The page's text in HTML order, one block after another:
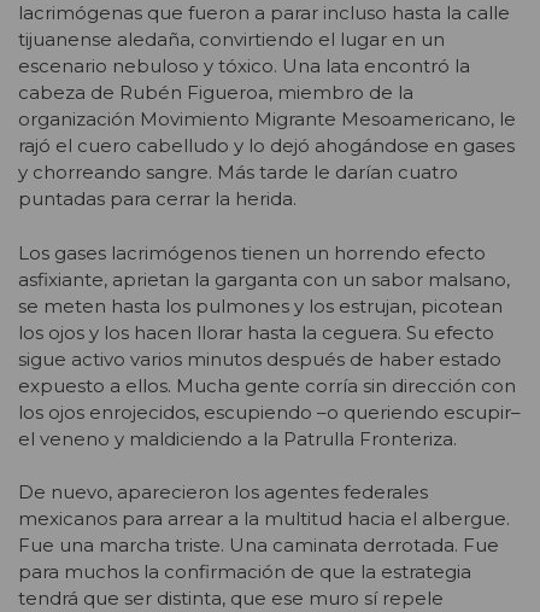
lacrimógenas que fueron a parar incluso hasta la calle
tijuanense aledaña, convirtiendo el lugar en un
escenario nebuloso y tóxico. Una lata encontró la
cabeza de Rubén Figueroa, miembro de la
organización Movimiento Migrante Mesoamericano, le
rajó el cuero cabelludo y lo dejó ahogándose en gases
y chorreando sangre. Más tarde le darían cuatro
puntadas para cerrar la herida.
Los gases lacrimógenos tienen un horrendo efecto
asfixiante, aprietan la garganta con un sabor malsano,
se meten hasta los pulmones y los estrujan, picotean
los ojos y los hacen llorar hasta la ceguera. Su efecto
sigue activo varios minutos después de haber estado
expuesto a ellos. Mucha gente corría sin dirección con
los ojos enrojecidos, escupiendo –o queriendo escupir–
el veneno y maldiciendo a la Patrulla Fronteriza.
De nuevo, aparecieron los agentes federales
mexicanos para arrear a la multitud hacia el albergue.
Fue una marcha triste. Una caminata derrotada. Fue
para muchos la confirmación de que la estrategia
tendrá que ser distinta, que ese muro sí repele